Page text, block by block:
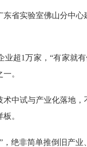
实验室佛山分中心
1万家，“有家就
。
试与产业化落地，
。
非简单推倒旧产业